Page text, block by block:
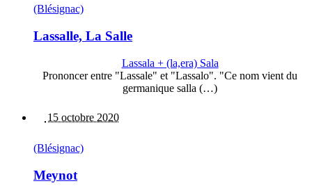
(Blésignac)
Lassalle, La Salle
Lassala + (la,era) Sala
Prononcer entre "Lassale" et "Lassalo". "Ce nom vient du
germanique salla (…)
15 octobre 2020
(Blésignac)
Meynot